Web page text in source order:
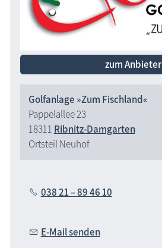
zum Anbieter
Golfanlage »Zum Fischland«
Pappelallee 23
18311 Ribnitz-Damgarten
Ortsteil Neuhof
038 21 – 89 46 10
E-Mail senden